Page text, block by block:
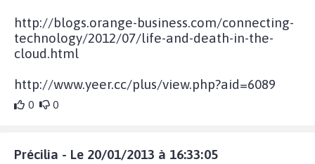
http://blogs.orange-business.com/connecting-
technology/2012/07/life-and-death-in-the-
cloud.html
http://www.yeer.cc/plus/view.php?aid=6089
0 0
Précilia - Le 20/01/2013 à 16:33:05